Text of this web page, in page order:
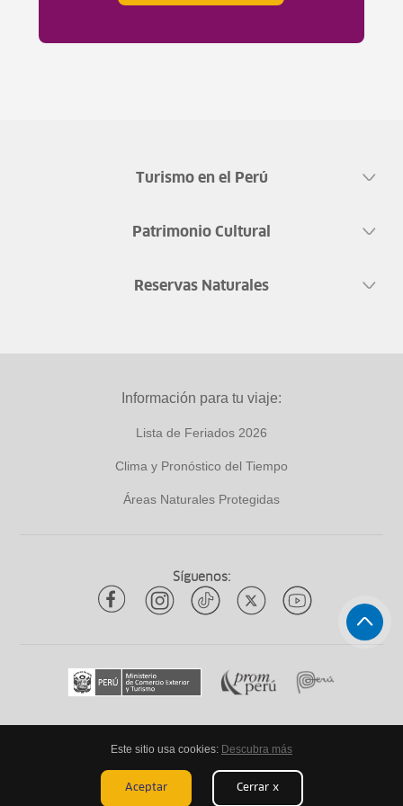
Turismo en el Perú
Patrimonio Cultural
Reservas Naturales
Información para tu viaje:
Lista de Feriados 2026
Clima y Pronóstico del Tiempo
Áreas Naturales Protegidas
Síguenos:
Todos los derechos reservadosytuqueplanes 2026
Este sitio usa cookies: Descubra más
Aceptar Cerrar x